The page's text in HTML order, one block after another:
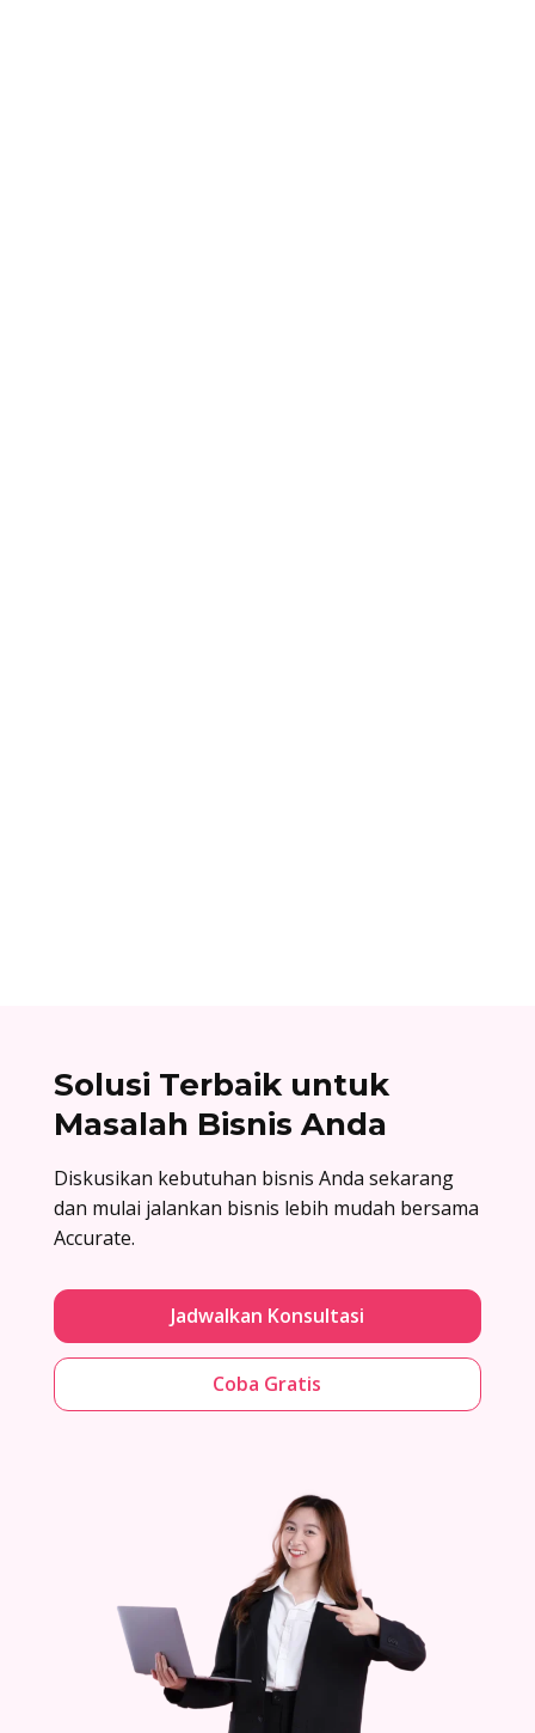
Solusi Terbaik untuk
Masalah Bisnis Anda
Diskusikan kebutuhan bisnis Anda sekarang
dan mulai jalankan bisnis lebih mudah bersama
Accurate.
Jadwalkan Konsultasi
Coba Gratis